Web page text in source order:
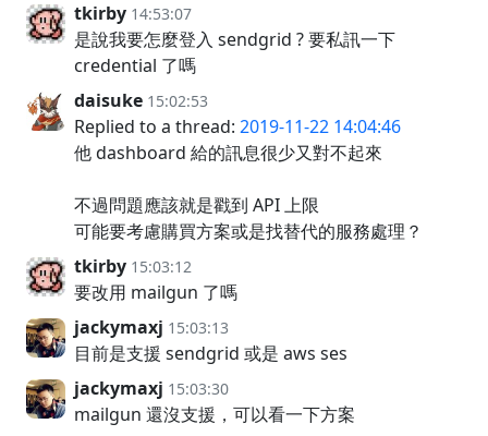
tkirby 14:53:07
是說我要怎麼登入 sendgrid ? 要私訊一下
credential 了嗎
daisuke 15:02:53
Replied to a thread: 2019-11-22 14:04:46
他 dashboard 給的訊息很少又對不起來
不過問題應該就是戳到 API 上限
可能要考慮購買方案或是找替代的服務處理？
tkirby 15:03:12
要改用 mailgun 了嗎
jackymaxj 15:03:13
目前是支援 sendgrid 或是 aws ses
jackymaxj 15:03:30
mailgun 還沒支援，可以看一下方案